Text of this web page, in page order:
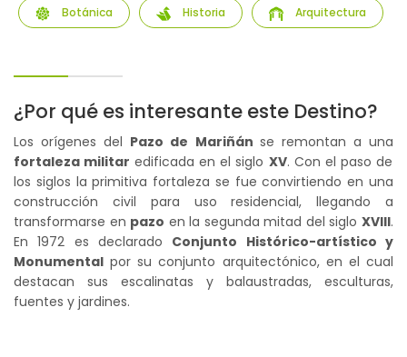
Botánica Historia Arquitectura
¿Por qué es interesante este Destino?
Los orígenes del Pazo de Mariñán se remontan a una
fortaleza militar edificada en el siglo XV. Con el paso de
los siglos la primitiva fortaleza se fue convirtiendo en una
construcción civil para uso residencial, llegando a
transformarse en pazo en la segunda mitad del sigloXVIII.
En 1972 es declarado Conjunto Histórico-artístico y
Monumental por su conjunto arquitectónico, en el cual
destacan sus escalinatas y balaustradas, esculturas,
fuentes y jardines.